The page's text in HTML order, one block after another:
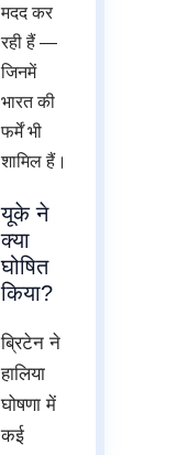
मदद कर
रही हैं —
जिनमें
भारत की
फर्में भी
शामिल हैं।
यूके ने
क्या
घोषित
किया?
ब्रिटेन ने
हालिया
घोषणा में
कई